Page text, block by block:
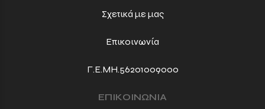
Σχετικά με μας
Επικοινωνία
Γ.Ε.ΜΗ.56201009000
ΕΠΙΚΟΙΝΩΝΙΑ